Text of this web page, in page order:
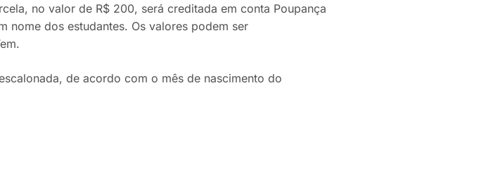
no valor de R$ 200, será creditada em conta Poupança
nome dos estudantes. Os valores podem ser
de acordo com o mês de nascimento do